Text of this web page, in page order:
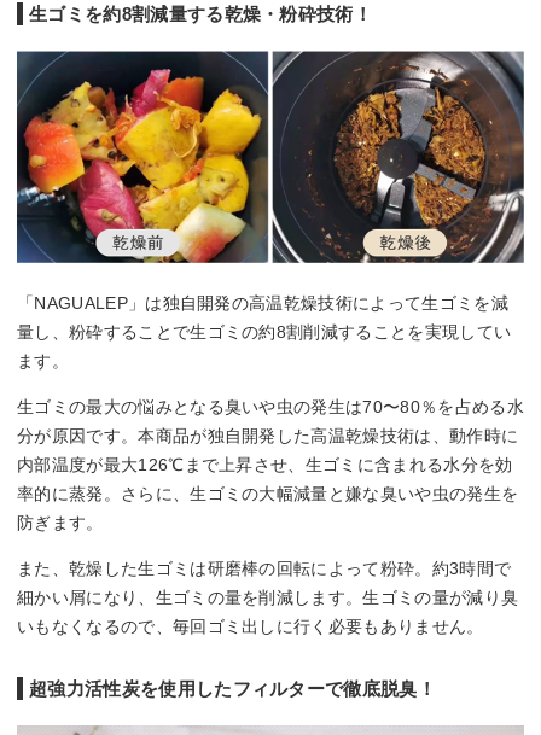
生ゴミを約8割減量する乾燥・粉砕技術！
「NAGUALEP」は独自開発の高温乾燥技術によって生ゴミを減
量し、粉砕することで生ゴミの約8割削減することを実現してい
ます。
生ゴミの最大の悩みとなる臭いや虫の発生は70〜80％を占める水
分が原因です。本商品が独自開発した高温乾燥技術は、動作時に
内部温度が最大126℃まで上昇させ、生ゴミに含まれる水分を効
率的に蒸発。さらに、生ゴミの大幅減量と嫌な臭いや虫の発生を
防ぎます。
また、乾燥した生ゴミは研磨棒の回転によって粉砕。約3時間で
細かい屑になり、生ゴミの量を削減します。生ゴミの量が減り臭
いもなくなるので、毎回ゴミ出しに行く必要もありません。
超強力活性炭を使用したフィルターで徹底脱臭！